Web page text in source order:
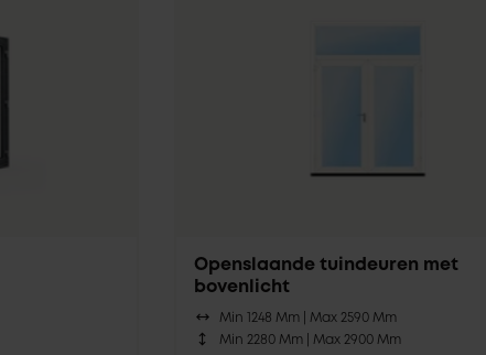
Openslaande tuindeuren met
bovenlicht
Min 1248 Mm | Max 2590 Mm
Min 2280 Mm | Max 2900 Mm